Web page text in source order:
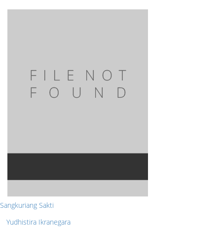
Sangkuriang Sakti
Yudhistira Ikranegara